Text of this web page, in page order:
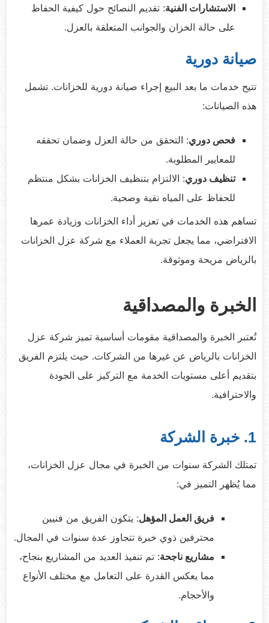
الاستشارات الفنية: تقديم النصائح حول كيفية الحفاظ
على حالة الخزان والجوانب المتعلقة بالعزل.
صيانة دورية
تتيح خدمات ما بعد البيع إجراء صيانة دورية للخزانات. تشمل
هذه الصيانات:
فحص دوري: التحقق من حالة العزل وضمان تحققه
للمعايير المطلوبة.
تنظيف دوري: الالتزام بتنظيف الخزانات بشكل منتظم
للحفاظ على المياه نقية وصحية.
تساهم هذه الخدمات في تعزيز أداء الخزانات وزيادة عمرها
الافتراضي، مما يجعل تجربة العملاء مع شركة عزل الخزانات
بالرياض مريحة وموثوقة.
الخبرة والمصداقية
تُعتبر الخبرة والمصداقية مقومات أساسية تميز شركة عزل
الخزانات بالرياض عن غيرها من الشركات. حيث يلتزم الفريق
بتقديم أعلى مستويات الخدمة مع التركيز على الجودة
والاحترافية.
1. خبرة الشركة
تمتلك الشركة سنوات من الخبرة في مجال عزل الخزانات،
مما يُظهر التميز في:
فريق العمل المؤهل: يتكون الفريق من فنيين
محترفين ذوي خبرة تتجاوز عدة سنوات في المجال.
مشاريع ناجحة: تم تنفيذ العديد من المشاريع بنجاح،
مما يعكس القدرة على التعامل مع مختلف الأنواع
والأحجام.